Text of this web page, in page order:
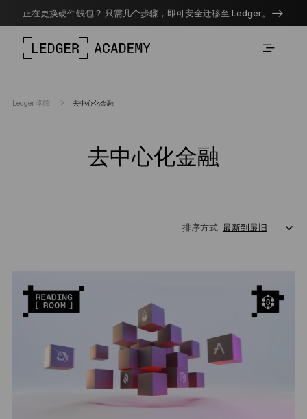
正在更换硬件钱包？ 只需几个步骤，即可安全迁移至 Ledger。
Ledger 学院 去中心化金融
去中心化金融
排序方式